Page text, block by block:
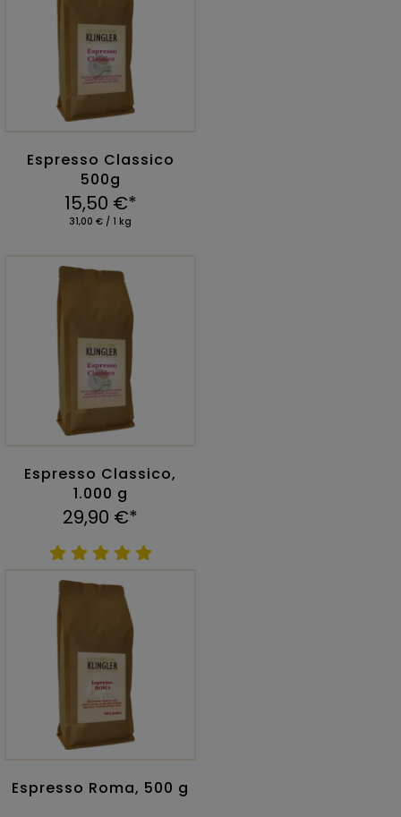
Espresso Classico
500g
15,50 €*
31,00 € / 1 kg
Espresso Classico,
1.000 g
29,90 €*
Espresso Roma, 500 g